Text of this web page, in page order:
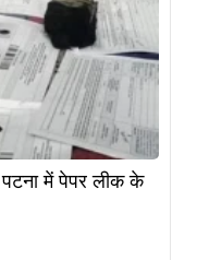
पटना में पेपर लीक के